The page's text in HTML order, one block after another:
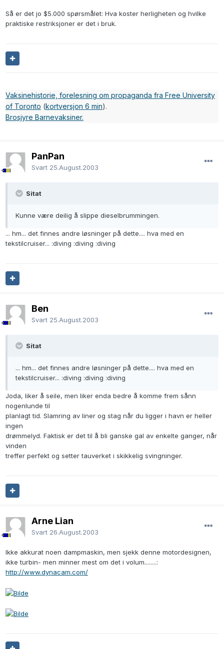
Så er det jo $5.000 spørsmålet: Hva koster herligheten og hvilke
praktiske restriksjoner er det i bruk.
Vaksinehistorie, forelesning om propaganda fra Free University
of Toronto (kortversjon 6 min).
Brosjyre Barnevaksiner.
PanPan
Svart 25.August.2003
Sitat
Kunne være deilig å slippe dieselbrummingen.
... hm... det finnes andre løsninger på dette.... hva med en
tekstilcruiser... :diving :diving :diving
Ben
Svart 25.August.2003
Sitat
... hm... det finnes andre løsninger på dette.... hva med en
tekstilcruiser... :diving :diving :diving
Joda, liker å seile, men liker enda bedre å komme frem sånn
nogenlunde til
planlagt tid. Slamring av liner og stag når du ligger i havn er heller
ingen
drømmelyd. Faktisk er det til å bli ganske gal av enkelte ganger, når
vinden
treffer perfekt og setter tauverket i skikkelig svingninger.
Arne Lian
Svart 26.August.2003
Ikke akkurat noen dampmaskin, men sjekk denne motordesignen,
ikke turbin- men minner mest om det i volum........:
http://www.dynacam.com/